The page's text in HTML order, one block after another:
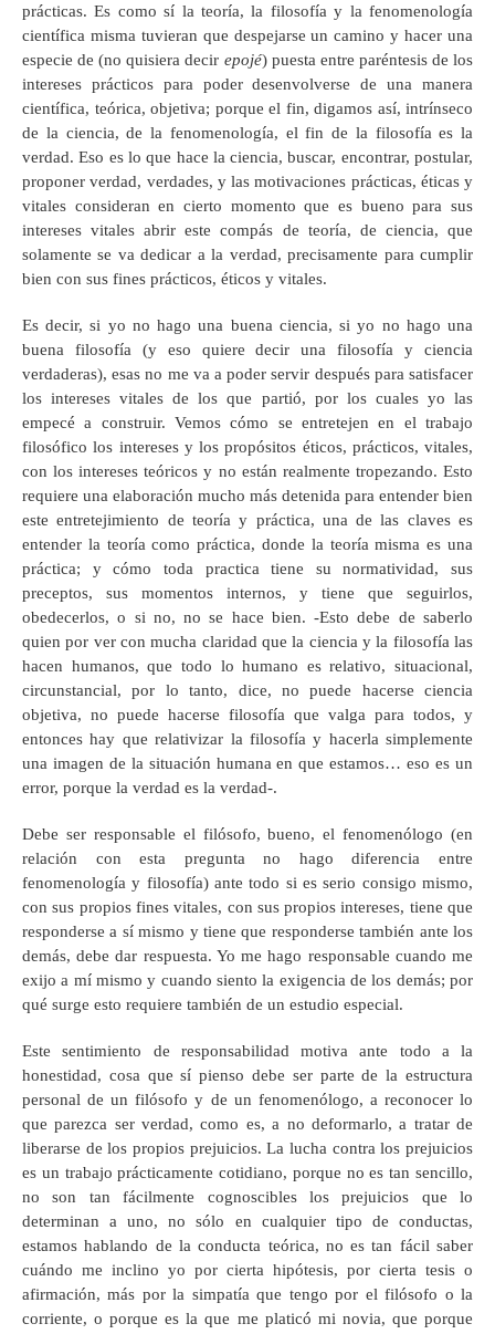
prácticas. Es como sí la teoría, la filosofía y la fenomenología
científica misma tuvieran que despejarse un camino y hacer una
especie de (no quisiera decir epojé) puesta entre paréntesis de los
intereses prácticos para poder desenvolverse de una manera
científica, teórica, objetiva; porque el fin, digamos así, intrínseco
de la ciencia, de la fenomenología, el fin de la filosofía es la
verdad. Eso es lo que hace la ciencia, buscar, encontrar, postular,
proponer verdad, verdades, y las motivaciones prácticas, éticas y
vitales consideran en cierto momento que es bueno para sus
intereses vitales abrir este compás de teoría, de ciencia, que
solamente se va dedicar a la verdad, precisamente para cumplir
bien con sus fines prácticos, éticos y vitales.
Es decir, si yo no hago una buena ciencia, si yo no hago una
buena filosofía (y eso quiere decir una filosofía y ciencia
verdaderas), esas no me va a poder servir después para satisfacer
los intereses vitales de los que partió, por los cuales yo las
empecé a construir. Vemos cómo se entretejen en el trabajo
filosófico los intereses y los propósitos éticos, prácticos, vitales,
con los intereses teóricos y no están realmente tropezando. Esto
requiere una elaboración mucho más detenida para entender bien
este entretejimiento de teoría y práctica, una de las claves es
entender la teoría como práctica, donde la teoría misma es una
práctica; y cómo toda practica tiene su normatividad, sus
preceptos, sus momentos internos, y tiene que seguirlos,
obedecerlos, o si no, no se hace bien. -Esto debe de saberlo
quien por ver con mucha claridad que la ciencia y la filosofía las
hacen humanos, que todo lo humano es relativo, situacional,
circunstancial, por lo tanto, dice, no puede hacerse ciencia
objetiva, no puede hacerse filosofía que valga para todos, y
entonces hay que relativizar la filosofía y hacerla simplemente
una imagen de la situación humana en que estamos… eso es un
error, porque la verdad es la verdad-.
Debe ser responsable el filósofo, bueno, el fenomenólogo (en
relación con esta pregunta no hago diferencia entre
fenomenología y filosofía) ante todo si es serio consigo mismo,
con sus propios fines vitales, con sus propios intereses, tiene que
responderse a sí mismo y tiene que responderse también ante los
demás, debe dar respuesta. Yo me hago responsable cuando me
exijo a mí mismo y cuando siento la exigencia de los demás; por
qué surge esto requiere también de un estudio especial.
Este sentimiento de responsabilidad motiva ante todo a la
honestidad, cosa que sí pienso debe ser parte de la estructura
personal de un filósofo y de un fenomenólogo, a reconocer lo
que parezca ser verdad, como es, a no deformarlo, a tratar de
liberarse de los propios prejuicios. La lucha contra los prejuicios
es un trabajo prácticamente cotidiano, porque no es tan sencillo,
no son tan fácilmente cognoscibles los prejuicios que lo
determinan a uno, no sólo en cualquier tipo de conductas,
estamos hablando de la conducta teórica, no es tan fácil saber
cuándo me inclino yo por cierta hipótesis, por cierta tesis o
afirmación, más por la simpatía que tengo por el filósofo o la
corriente, o porque es la que me platicó mi novia, que porque